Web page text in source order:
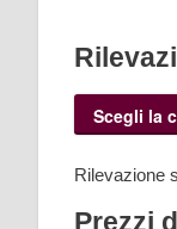
Scegli la
Rilevazione
Prezzi